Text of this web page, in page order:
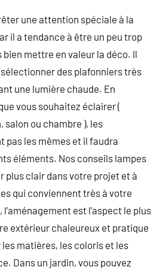
une attention spéciale à la
il a tendance à être un peu trop
bien mettre en valeur la déco. Il
des plafonniers très
une lumière chaude. En
vous souhaitez éclairer (
salon ou chambre ), les
pas les mêmes et il faudra
éléments. Nos conseils lampes
plus clair dans votre projet et à
qui conviennent très à votre
est l’aspect le plus
extérieur chaleureux et pratique
matières, les coloris et les
Dans un jardin, vous pouvez